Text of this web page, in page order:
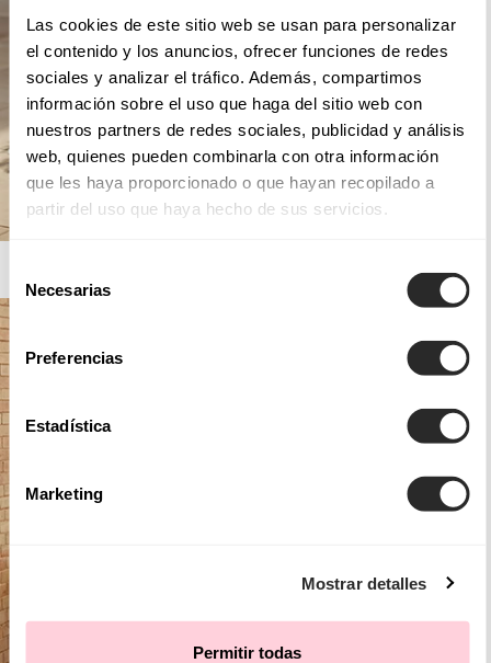
Las cookies de este sitio web se usan para personalizar
el contenido y los anuncios, ofrecer funciones de redes
sociales y analizar el tráfico. Además, compartimos
información sobre el uso que haga del sitio web con
nuestros partners de redes sociales, publicidad y análisis
web, quienes pueden combinarla con otra información
que les haya proporcionado o que hayan recopilado a
partir del uso que haya hecho de sus servicios.
de
consentimiento
Necesarias
Preferencias
Estadística
Marketing
Mostrar detalles
Permitir todas